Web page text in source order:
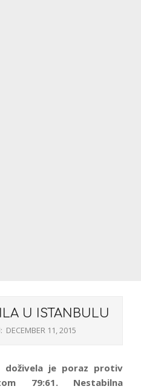
U ISTANBULU
DECEMBER 11, 2015
doživela je poraz protiv
79:61. Nestabilna